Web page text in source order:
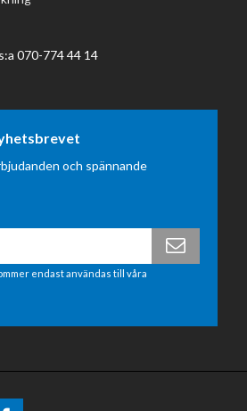
070-774 44 14
och spännande
endast användas till våra